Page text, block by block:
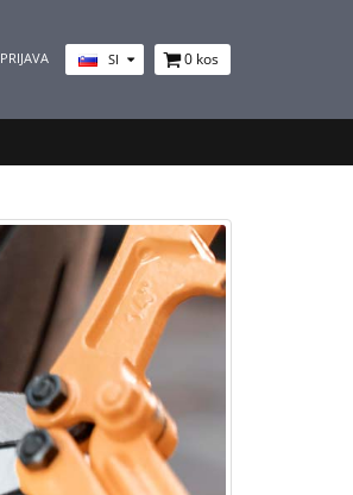
PRIJAVA SI 0 kos